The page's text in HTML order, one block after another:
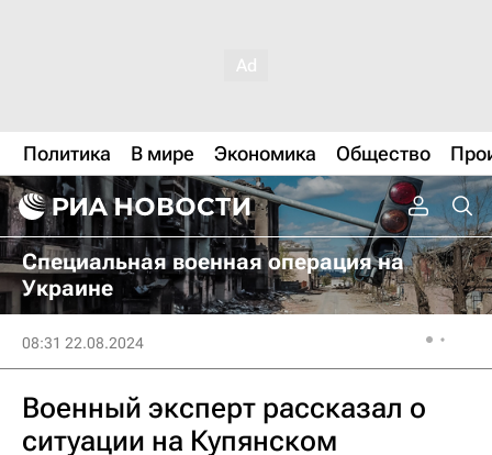
Политика В мире Экономика Общество
Специальная военная операция на
Украине
08:31 22.08.2024
Военный эксперт рассказал о
ситуации на Купянском